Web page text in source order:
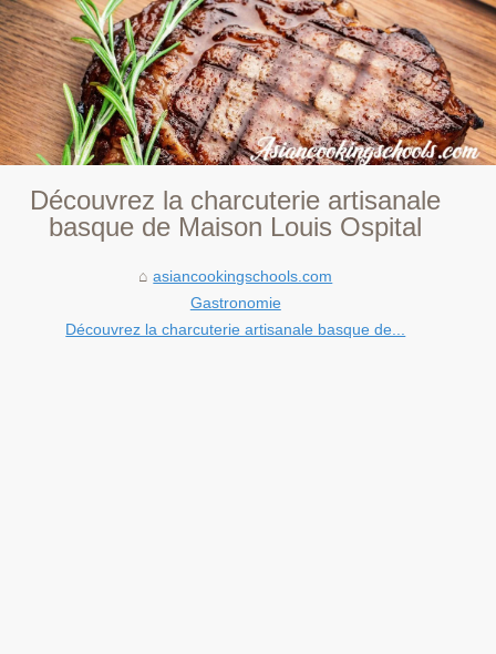
Découvrez la charcuterie artisanale
basque de Maison Louis Ospital
asiancookingschools.com
Gastronomie
Découvrez la charcuterie artisanale basque de...